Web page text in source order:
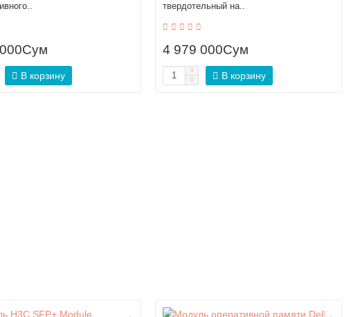
В корзину
твердотельный на..
4 979 000Сум
В корзину